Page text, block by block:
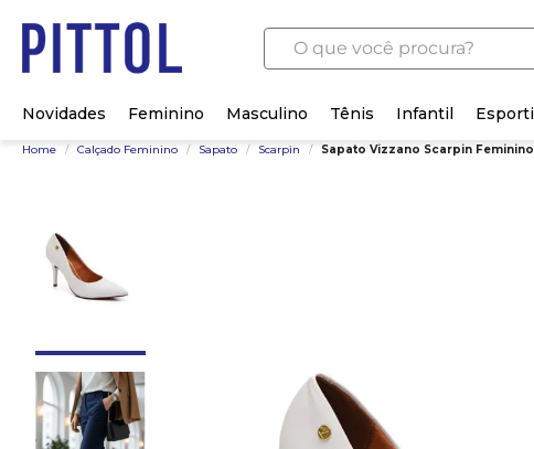
O que você procura?
Novidades Feminino Masculino Tênis Infantil
Home / Calçado Feminino / Sapato / Scarpin / Sapato Vizzano Scarpin Feminino